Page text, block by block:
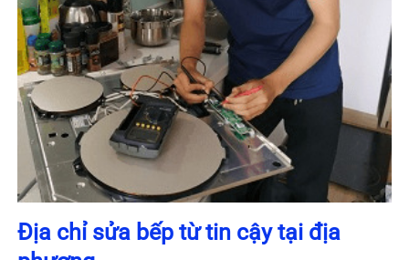
Địa chỉ sửa bếp từ tin cậy tại địa